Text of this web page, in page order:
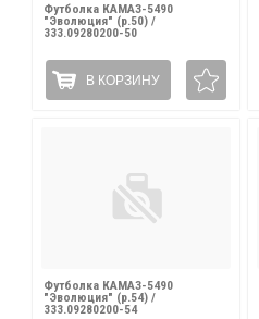
Футболка КАМАЗ-5490
"Эволюция" (р.50) /
333.09280200-50
В КОРЗИНУ
Футболка КАМАЗ-5490
"Эволюция" (р.54) /
333.09280200-54